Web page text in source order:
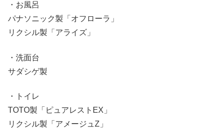
・お風呂
パナソニック製「オフローラ」
リクシル製「アライズ」
・洗面台
サダシゲ製
・トイレ
TOTO製「ピュアレストEX」
リクシル製「アメージュZ」